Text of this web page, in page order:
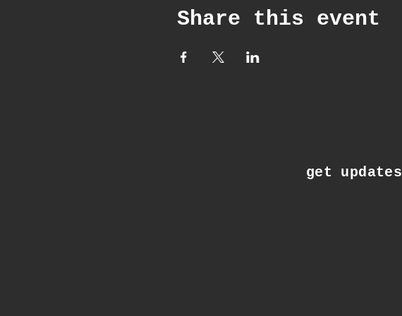
Share this event
get updates